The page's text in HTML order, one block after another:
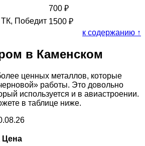
700 ₽
Победит 1500 ₽
к содержанию ↑
в Каменском
ценных металлов, которые
работы. Это довольно
используется и в авиастроении.
в таблице ниже.
Цена